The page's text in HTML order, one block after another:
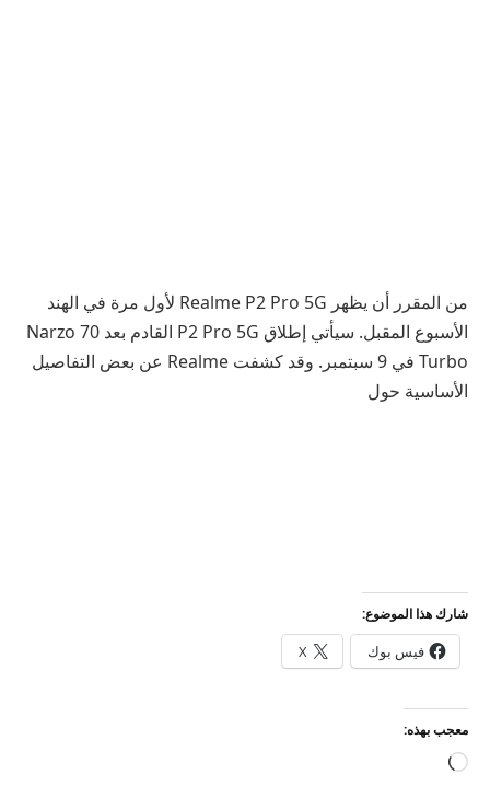
من المقرر أن يظهر Realme P2 Pro 5G لأول مرة في الهند
الأسبوع المقبل. سيأتي إطلاق P2 Pro 5G القادم بعد Narzo 70
Turbo في 9 سبتمبر. وقد كشفت Realme عن بعض التفاصيل
الأساسية حول
شارك هذا الموضوع:
فيس بوك X
معجب بهذه:
جاري